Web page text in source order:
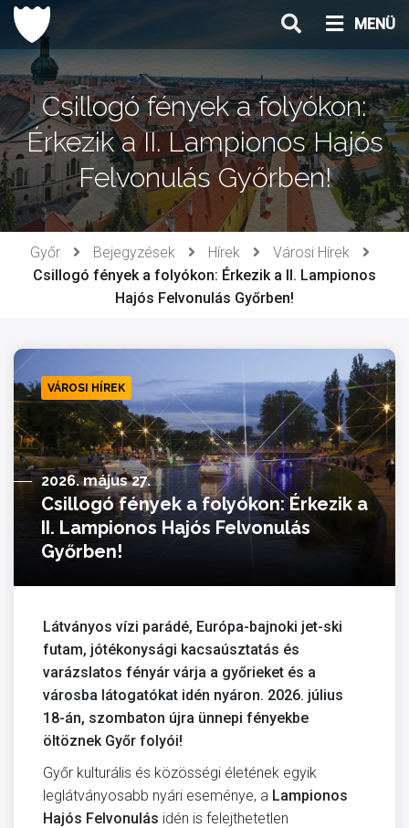
Ugrás
tartalomhoz
MENÜ
Csillogó fények a folyókon:
Érkezik a II. Lampionos Hajós
Felvonulás Győrben!
Győr Bejegyzések Hírek
Városi Hírek
Csillogó fények a folyókon: Érkezik a II. Lampionos
Hajós Felvonulás Győrben!
VÁROSI HÍREK
2026. május 27.
Csillogó fények a folyókon: Érkezik a
II. Lampionos Hajós Felvonulás
Győrben!
Látványos vízi parádé, Európa-bajnoki jet-ski
futam, jótékonysági kacsaúsztatás és
varázslatos fényár várja a győrieket és a
városba látogatókat idén nyáron. 2026. július
18-án, szombaton újra ünnepi fényekbe
öltöznek Győr folyói!
Győr kulturális és közösségi életének egyik
leglátványosabb nyári eseménye, a Lampionos
Hajós Felvonulás idén is felejthetetlen